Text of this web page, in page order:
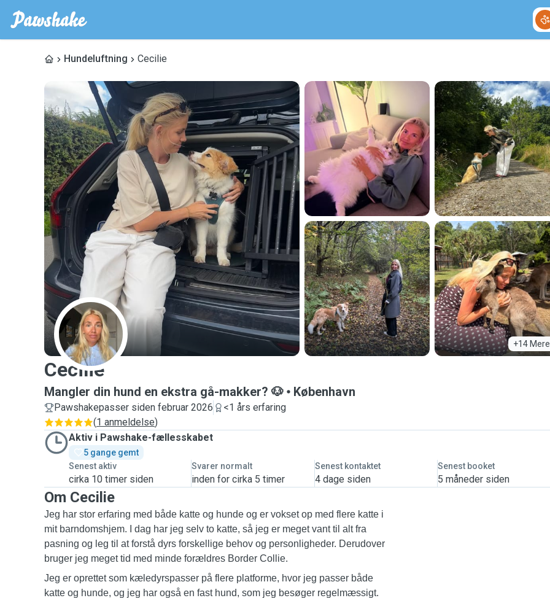
Hundeluftning Cecilie
+14 Mere
C
Cecilie
Mangler din hund en ekstra gå-makker? 🐶 København
Pawshakepasser siden februar 2026
<1 års erfaring
(1 anmeldelse)
Aktiv i Pawshake-fællesskabet
5 gange gemt
Senest aktiv
cirka 10 timer siden
Svarer normalt
inden for cirka 5 timer
Senest kontaktet
4 dage siden
Senest booket
5 måneder siden
Om Cecilie
Jeg har stor erfaring med både katte og hunde og er vokset op med flere katte i
mit barndomshjem. I dag har jeg selv to katte, så jeg er meget vant til alt fra
pasning og leg til at forstå dyrs forskellige behov og personligheder. Derudover
bruger jeg meget tid med minde forældres Border Collie.
Jeg er oprettet som kæledyrspasser på flere platforme, hvor jeg passer både
katte og hunde, og jeg har også en fast hund, som jeg besøger regelmæssigt.